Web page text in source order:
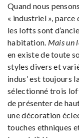
Quand nous
« industriel », parce
les lofts sont
habitation. Mais un
en existe de toute
styles divers et
indus’ est toujours
sélectionné trois
de présenter de
une décoration
touches ethniques